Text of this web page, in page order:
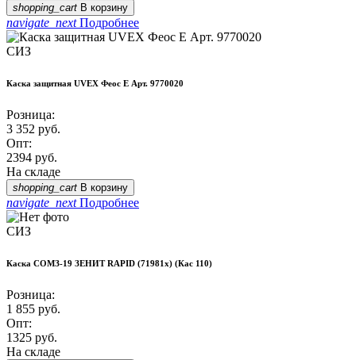
shopping_cart В корзину
navigate_nextПодробнее
СИЗ
Каска защитная UVEX Феос E Арт. 9770020
Розница:
3 352 руб.
Опт:
2394 руб.
На складе
shopping_cart В корзину
navigate_nextПодробнее
СИЗ
Каска СОМЗ-19 ЗЕНИТ RAPID (71981х) (Кас 110)
Розница:
1 855 руб.
Опт:
1325 руб.
На складе